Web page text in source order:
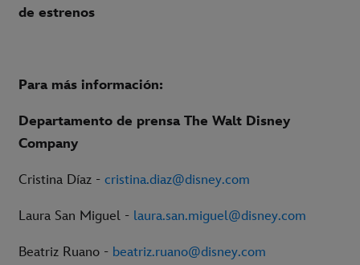
de estrenos
Para más información:
Departamento de prensa The Walt Disney
Company
Cristina Díaz - cristina.diaz@disney.com
Laura San Miguel - laura.san.miguel@disney.com
Beatriz Ruano - beatriz.ruano@disney.com